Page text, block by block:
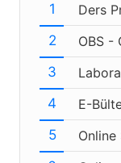
Ders
OBS -
E-
Online